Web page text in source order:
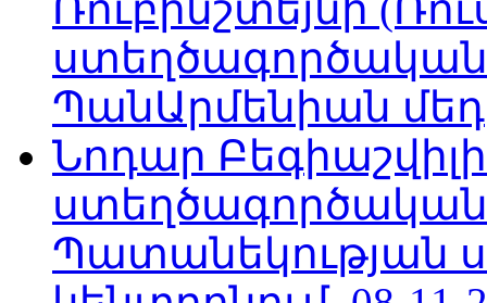
Ռուբինշտեյնի
ՊանԱրմենիան
Նոդար
Պատանեկության